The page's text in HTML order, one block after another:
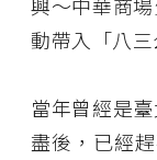
興～中華商
動帶入「八三
當年曾經是
盡後，已經